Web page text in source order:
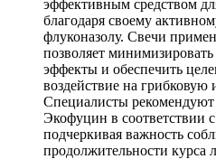
эффективным средством
благодаря своему
флуконазолу. Свечи
позволяет
эффекты и обеспечить
воздействие на
Специалисты рекомендуют
Экофуцин в соответствии
подчеркивая важность
продолжительности курса